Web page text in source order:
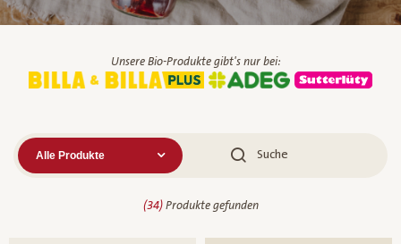
Unsere Bio-Produkte gibt's nur bei:
(34)Produkte gefunden